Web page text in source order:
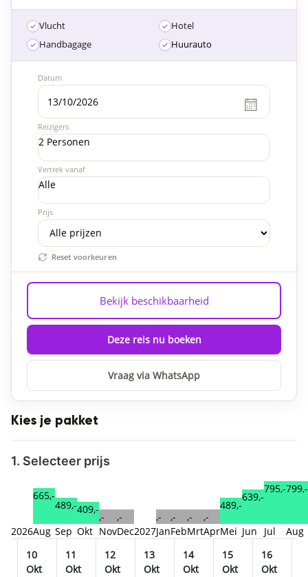
Vlucht
Handbagage
Hotel
Huurauto
Reizigers
2 Personen
Vertrek vanaf
Alle
Prijs
Datum
Reset voorkeuren
Bekijk beschikbaarheid
Deze reis nu boeken
Vraag via WhatsApp
Kies je pakket
1. Selecteer prijs
2026
665,-
Aug
489,-
Sep
409,-
Okt
,-
Nov
,-
Dec2027
,-
Jan
,-
Feb
,-
Mrt
,-
Apr
489,-
Mei
639,-
Jun
795,-
Jul
799,-
Aug
10
Okt
11
Okt
12
Okt
13
Okt
14
Okt
15
Okt
16
Okt